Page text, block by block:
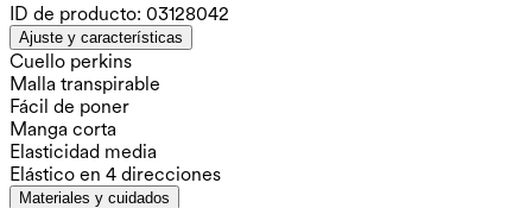
ID de producto: 03128042
Ajuste y características
Cuello perkins
Malla transpirable
Fácil de poner
Manga corta
Elasticidad media
Elástico en 4 direcciones
Materiales y cuidados